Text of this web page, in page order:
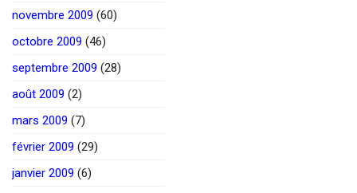
novembre 2009 (60)
octobre 2009 (46)
septembre 2009 (28)
août 2009 (2)
mars 2009 (7)
février 2009 (29)
janvier 2009 (6)